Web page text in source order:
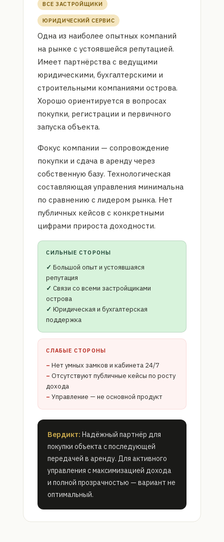
ВСЕ ЗАСТРОЙЩИКИ
ЮРИДИЧЕСКИЙ СЕРВИС
Одна из наиболее опытных компаний
на рынке с устоявшейся репутацией.
Имеет партнёрства с ведущими
юридическими, бухгалтерскими и
строительными компаниями острова.
Хорошо ориентируется в вопросах
покупки, регистрации и первичного
запуска объекта.
Фокус компании — сопровождение
покупки и сдача в аренду через
собственную базу. Технологическая
составляющая управления минимальна
по сравнению с лидером рынка. Нет
публичных кейсов с конкретными
цифрами прироста доходности.
СИЛЬНЫЕ СТОРОНЫ
Большой опыт и устоявшаяся
репутация
Связи со всеми застройщиками
острова
Юридическая и бухгалтерская
поддержка
СЛАБЫЕ СТОРОНЫ
Нет умных замков и кабинета 24/7
Отсутствуют публичные кейсы по росту
дохода
Управление — не основной продукт
Вердикт: Надёжный партнёр для
покупки объекта с последующей
передачей в аренду. Для активного
управления с максимизацией дохода
и полной прозрачностью — вариант не
оптимальный.